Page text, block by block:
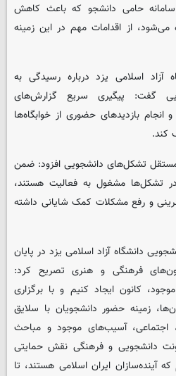
حامی دانشجو که باعث کاهش
از اقدامات مهم در این زمینه
اسلامی یزد درباره رسیدگی به
گفت: پیگیری سریع گزارش‌های
انجام بازدیدهای حضوری از خوابگاه‌ها
کند.
مستقل تشکل‌های دانشجویی افزود: ضمن
تشکل‌ها مشغول به فعالیت هستند،
و رفع مشکلات کمک شایانی داشته
دانشگاه آزاد اسلامی یزد در پایان
فرهنگی و هنری تصریح کرد:
کانون ایجاد کنیم و با برگزاری
زمینه حضور دانشجویان با سلایق
اجتماعی، آسیب‌های موجود و مباحث
دانشجویی و فرهنگی نقش حمایتی
آینده‌سازان ایران اسلامی هستند، تا